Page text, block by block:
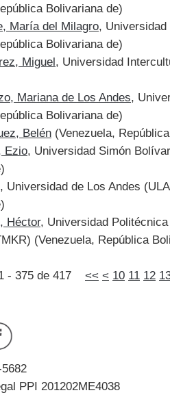
Bolivariana de)
María del Milagro, Universidad
Bolivariana de)
Miguel , Universidad
Mariana de Los Andes,
Bolivariana de)
Belén (Venezuela,
Ezio, Universidad Simón
, Universidad de Los Andes
Héctor, Universidad
(Venezuela, República
- 375 de 417 << < 10 11 12
PPI 201202ME4038